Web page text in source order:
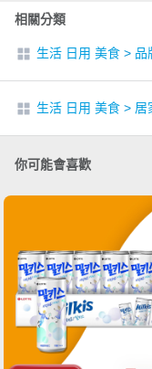
相關分類
生活 日用 美食 > 品
生活 日用 美食 > 居
你可能會喜歡